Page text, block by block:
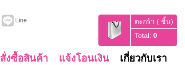
Line
ตะกร้า ( ชิ้น)
Total:0
สั่งซื้อสินค้า แจ้งโอนเงิน เกี่ยวกับเรา